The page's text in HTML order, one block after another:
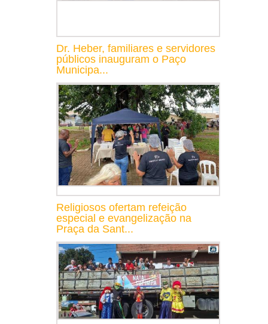
Dr. Heber, familiares e servidores
públicos inauguram o Paço
Municipa...
Religiosos ofertam refeição
especial e evangelização na
Praça da Sant...